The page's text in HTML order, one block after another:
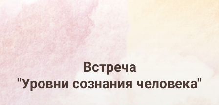
Встреча
"Уровни сознания человека"